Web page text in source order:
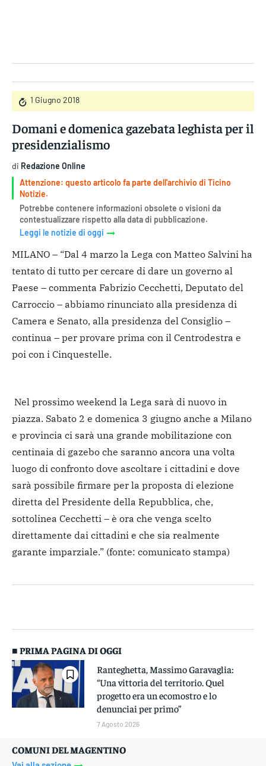
1 Giugno 2018
Domani e domenica gazebata leghista per il
presidenzialismo
di Redazione Online
Attenzione: questo articolo fa parte dell'archivio di Ticino
Notizie.
Potrebbe contenere informazioni obsolete o visioni da
contestualizzare rispetto alla data di pubblicazione.
Leggi le notizie di oggi
MILANO – “Dal 4 marzo la Lega con Matteo Salvini ha
tentato di tutto per cercare di dare un governo al
Paese – commenta Fabrizio Cecchetti, Deputato del
Carroccio – abbiamo rinunciato alla presidenza di
Camera e Senato, alla presidenza del Consiglio –
continua – per provare prima con il Centrodestra e
poi con i Cinquestelle.
Nel prossimo weekend la Lega sarà di nuovo in
piazza. Sabato 2 e domenica 3 giugno anche a Milano
e provincia ci sarà una grande mobilitazione con
centinaia di gazebo che saranno ancora una volta
luogo di confronto dove ascoltare i cittadini e dove
sarà possibile firmare per la proposta di elezione
diretta del Presidente della Repubblica, che,
sottolinea Cecchetti – è ora che venga scelto
direttamente dai cittadini e che sia realmente
garante imparziale.” (fonte: comunicato stampa)
■ PRIMA PAGINA DI OGGI
Ranteghetta, Massimo Garavaglia:
“Una vittoria del territorio. Quel
progetto era un ecomostro e lo
denunciai per primo”
7 Agosto 2026
COMUNI DEL MAGENTINO